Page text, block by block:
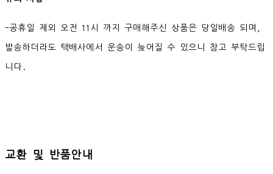
-공휴일 제외 오전 11시 까지 구매해주신 상품은 당일배송 되며,
발송하더라도 택배사에서 운송이 늦어질 수 있으니 참고 부탁드립
니다.
교환 및 반품안내